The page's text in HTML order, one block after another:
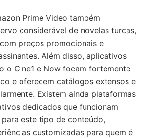
Prime Video também
considerável de novelas turcas,
preços promocionais e
Além disso, aplicativos
o Cine1 e Now focam fortemente
e oferecem catálogos extensos e
Existem ainda plataformas
dedicados que funcionam
este tipo de conteúdo,
customizadas para quem é